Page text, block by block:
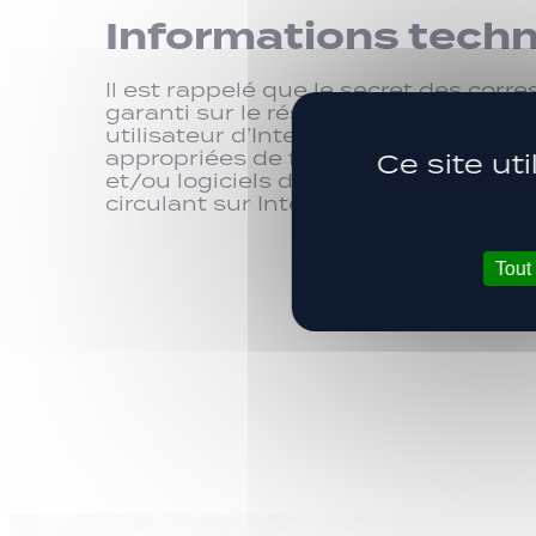
Informations
Il est rappelé que le secret des
garanti sur le réseau Internet et
utilisateur d’Internet de prendre
appropriées de façon à protéger
et/ou logiciels de la contamination
circulant sur Internet.
Ce site